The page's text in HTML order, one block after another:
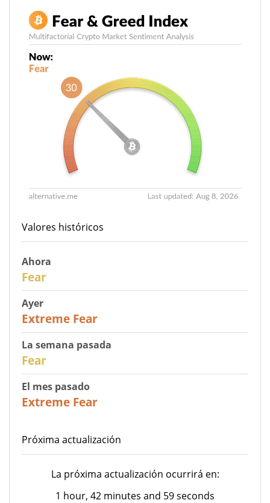
Valores históricos
Ahora
Fear
Ayer
Extreme Fear
La semana pasada
Fear
El mes pasado
Extreme Fear
Próxima actualización
La próxima actualización ocurrirá en:
1 hour, 42 minutes and 59 seconds